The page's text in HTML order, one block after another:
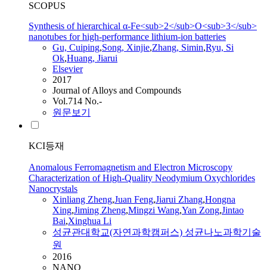
SCOPUS
Synthesis of hierarchical α-Fe<sub>2</sub>O<sub>3</sub>
nanotubes for high-performance lithium-ion batteries
Gu, Cuiping,Song, Xinjie,Zhang, Simin,Ryu, Si
Ok,Huang, Jiarui
Elsevier
2017
Journal of Alloys and Compounds
Vol.714 No.-
원문보기
KCI등재
Anomalous Ferromagnetism and Electron Microscopy
Characterization of High-Quality Neodymium Oxychlorides
Nanocrystals
Xinliang Zheng,Juan Feng,Jiarui Zhang,Hongna
Xing,Jiming Zheng,Mingzi Wang,Yan Zong,Jintao
Bai,Xinghua Li
성균관대학교(자연과학캠퍼스) 성균나노과학기술
원
2016
NANO